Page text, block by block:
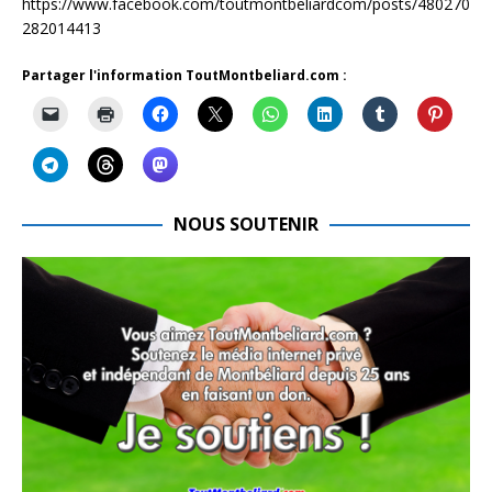
282014413
Partager l'information ToutMontbeliard.com :
NOUS SOUTENIR